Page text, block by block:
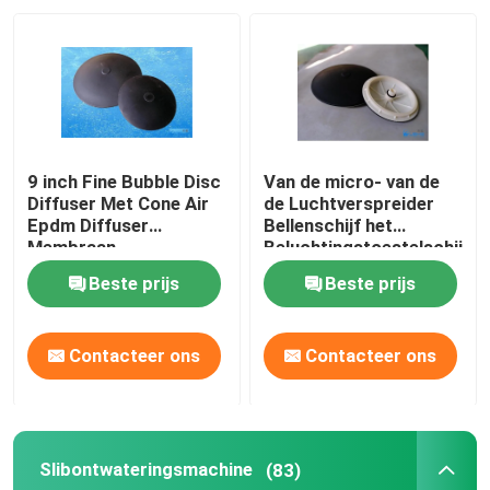
Over ons
Fabrieksreis
Kwaliteitscontrole
Neem contact met ons op
Nieuws
Verzoek om een Citaat
9 inch Fine Bubble Disc
Diffuser Met Cone Air
Epdm Diffuser
Membraan
Beste prijs
Contacteer ons
Van de micro- van de
de Luchtverspreider
Bellenschijf het
Beluchtingstoestelschijf
Beste prijs
Contacteer ons
Slibontwateringsmachine (83)